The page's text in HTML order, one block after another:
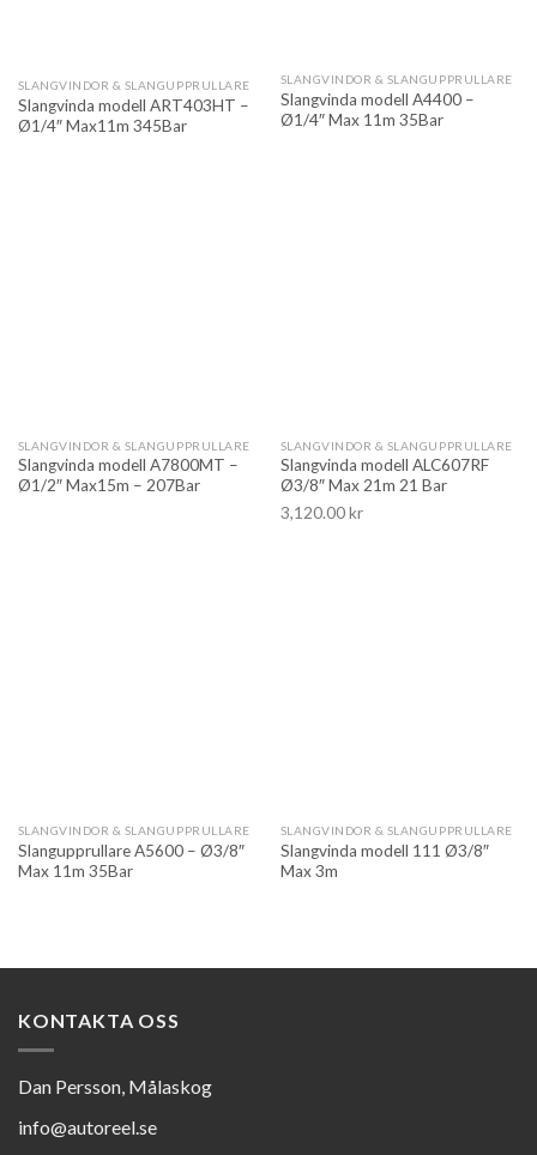
SLANGVINDOR & SLANGUPPRULLARE
Slangvinda modell ART403HT –
Ø1/4″ Max11m 345Bar
SLANGVINDOR & SLANGUPPRULLARE
Slangvinda modell A4400 –
Ø1/4″ Max 11m 35Bar
SLANGVINDOR & SLANGUPPRULLARE
Slangvinda modell A7800MT –
Ø1/2″ Max15m – 207Bar
SLANGVINDOR & SLANGUPPRULLARE
Slangvinda modell ALC607RF
Ø3/8″ Max 21m 21 Bar
3,120.00kr
SLANGVINDOR & SLANGUPPRULLARE
Slangupprullare A5600 – Ø3/8″
Max 11m 35Bar
SLANGVINDOR & SLANGUPPRULLARE
Slangvinda modell 111 Ø3/8″
Max 3m
KONTAKTA OSS
Dan Persson, Målaskog
info@autoreel.se